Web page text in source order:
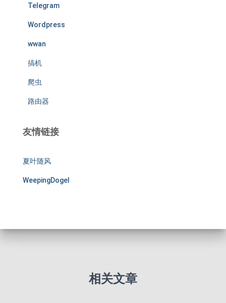
Telegram
Wordpress
wwan
搞机
爬虫
路由器
友情链接
夏叶随风
WeepingDogel
相关文章